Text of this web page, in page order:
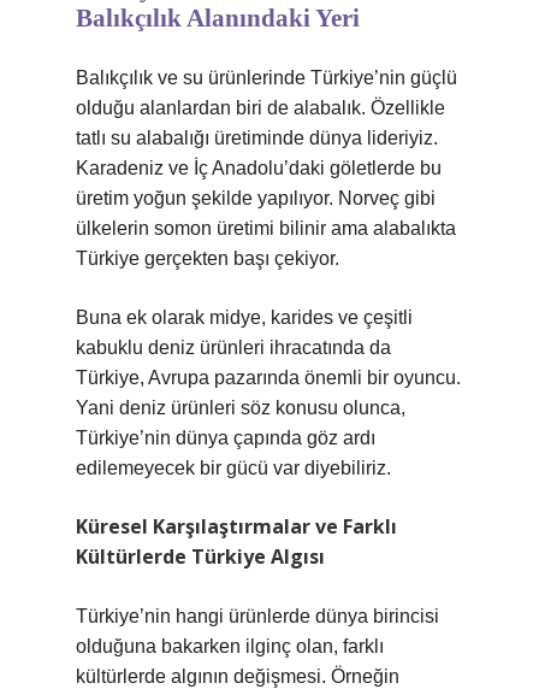
Balıkçılık Alanındaki Yeri
Balıkçılık ve su ürünlerinde Türkiye’nin güçlü
olduğu alanlardan biri de alabalık. Özellikle
tatlı su alabalığı üretiminde dünya lideriyiz.
Karadeniz ve İç Anadolu’daki göletlerde bu
üretim yoğun şekilde yapılıyor. Norveç gibi
ülkelerin somon üretimi bilinir ama alabalıkta
Türkiye gerçekten başı çekiyor.
Buna ek olarak midye, karides ve çeşitli
kabuklu deniz ürünleri ihracatında da
Türkiye, Avrupa pazarında önemli bir oyuncu.
Yani deniz ürünleri söz konusu olunca,
Türkiye’nin dünya çapında göz ardı
edilemeyecek bir gücü var diyebiliriz.
Küresel Karşılaştırmalar ve Farklı
Kültürlerde Türkiye Algısı
Türkiye’nin hangi ürünlerde dünya birincisi
olduğuna bakarken ilginç olan, farklı
kültürlerde algının değişmesi. Örneğin